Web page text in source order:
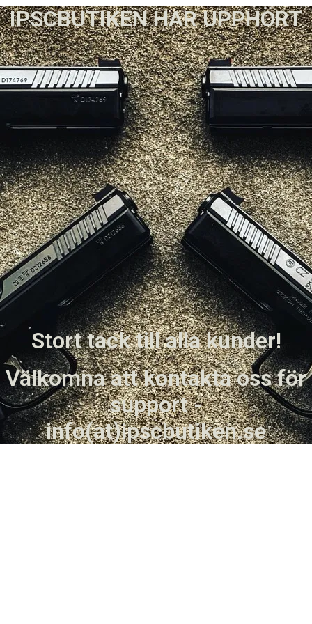
IPSCBUTIKEN HAR UPPHÖRT
Stort tack till alla kunder!
Välkomna att kontakta oss för
support -
info(at)ipscbutiken.se